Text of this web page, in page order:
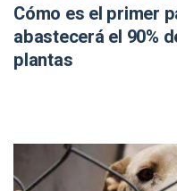
Cómo es el primer
abastecerá el 90%
plantas